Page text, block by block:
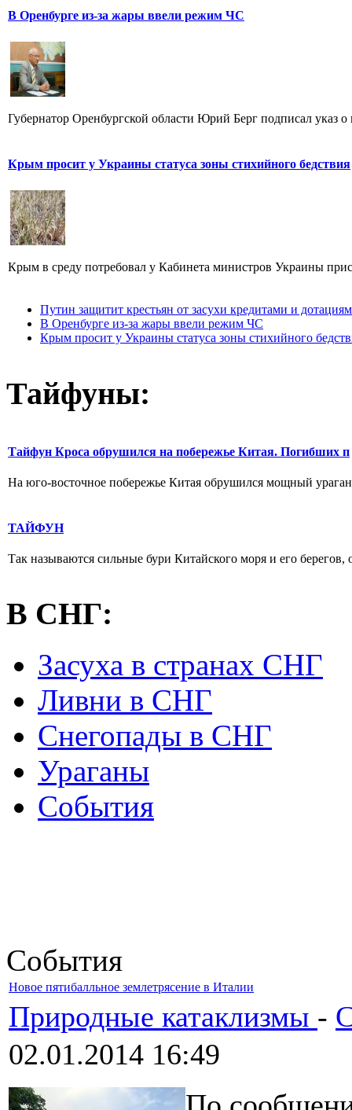
В Оренбурге из-за жары ввели режим ЧС
Губернатор Оренбургской области Юрий Берг подписал указ о
Крым просит у Украины статуса зоны стихийного бедствия
Крым в среду потребовал у Кабинета министров Украины
Путин защитит крестьян от засухи кредитами и
В Оренбурге из-за жары ввели режим ЧС
Крым просит у Украины статуса зоны стихийного
Тайфуны:
Тайфун Кроса обрушился на побережье Китая. Погибших п
На юго-восточное побережье Китая обрушился мощный ураган
ТАЙФУН
Так называются сильные бури Китайского моря и его
В СНГ:
Засуха в странах СНГ
Ливни в СНГ
Снегопады в СНГ
Ураганы
События
События
Новое пятибалльное землетрясение в Италии
Природные катаклизмы -
02.01.2014 16:49